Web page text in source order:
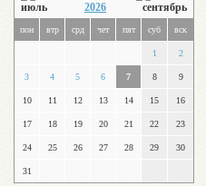
2026
пон втр срд чет пят суб вск
1 2
3 4 5 6 7 8 9
10 11 12 13 14 15 16
17 18 19 20 21 22 23
24 25 26 27 28 29 30
31